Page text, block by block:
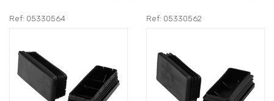
Ref: 05330564 Ref: 05330562